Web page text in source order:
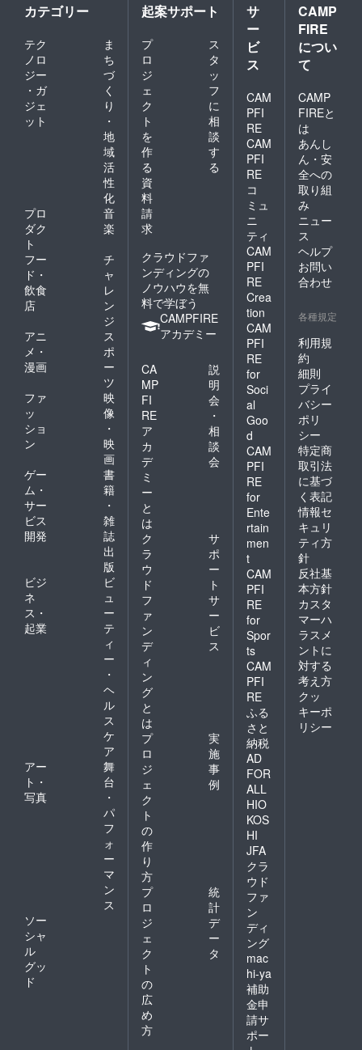
カテゴリー
テク
ノロ
ジー
・ガ
ジェ
ット
ま
ち
づ
く
り
・
地
域
活
性
化
プロ
ダク
ト
音
楽
フー
ド・
飲食
店
チ
ャ
レ
ン
ジ
アニ
メ・
漫画
ス
ポ
ー
ツ
ファ
ッ
ショ
ン
映
像
・
映
画
ゲー
ム・
サー
ビス
開発
書
籍
・
雑
誌
出
版
ビジ
ネ
ス・
起業
ビ
ュ
ー
テ
ィ
ー
・
ヘ
ル
ス
ケ
ア
アー
ト・
写真
舞
台
・
パ
フ
ォ
ー
マ
ン
ス
ソー
シャ
ル
グッ
ド
起案サポート
プ
ロ
ジ
ェ
ク
ト
を
作
る
ス
タ
ッ
フ
に
相
談
す
る
資
料
請
求
クラウドファ
ンディングの
ノウハウを無
料で学ぼう
CAMPFIRE
アカデミー
CA
MP
FI
RE
ア
カ
デ
ミ
ー
と
は
説
明
会
・
相
談
会
ク
ラ
ウ
ド
フ
ァ
ン
デ
ィ
ン
グ
と
は
サ
ポ
ー
ト
サ
ー
ビ
ス
プ
ロ
ジ
ェ
ク
ト
の
作
り
方
実
施
事
例
プ
ロ
ジ
ェ
ク
ト
の
広
め
方
統
計
デ
ー
タ
サ
ー
ビ
ス
CAM
PFI
RE
CAM
PFI
RE
コ
ミュ
ニ
ティ
CAM
PFI
RE
Crea
tion
CAM
PFI
RE
for
Soci
al
Goo
d
CAM
PFI
RE
for
Ente
rtain
men
t
CAM
PFI
RE
for
Spor
ts
CAM
PFI
RE
ふる
さと
納税
AD
FOR
ALL
HIO
KOS
HI
JFA
クラ
ウド
ファ
ン
ディ
ング
mac
hi-ya
補助
金申
請サ
ポー
CAMP
FIRE
につい
て
CAMP
FIREと
は
あんし
ん・安
全への
取り組
み
ニュー
ス
ヘルプ
お問い
合わせ
各種規定
利用規
約
細則
プライ
バシー
ポリ
シー
特定商
取引法
に基づ
く表記
情報セ
キュリ
ティ方
針
反社基
本方針
カスタ
マーハ
ラスメ
ントに
対する
考え方
クッ
キーポ
リシー